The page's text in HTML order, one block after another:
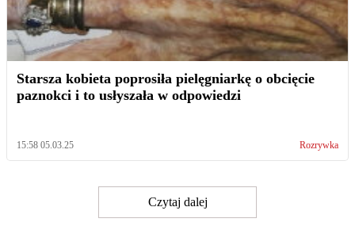
Starsza kobieta poprosiła pielęgniarkę o obcięcie
paznokci i to usłyszała w odpowiedzi
15:58 05.03.25 Rozrywka
Czytaj dalej